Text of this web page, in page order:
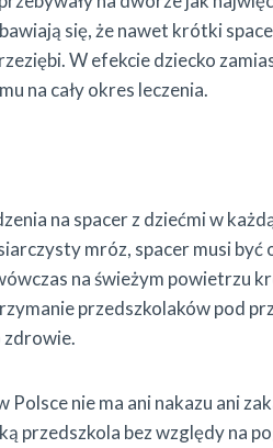
się, że nawet krótki
W efekcie dziecko
na cały okres leczenia.
na spacer z dziećmi w
mróz, spacer musi
na świeżym powietrzu
przedszkolaków pod
zdrowie.
nie ma ani nakazu ani
przedszkola bez względy na